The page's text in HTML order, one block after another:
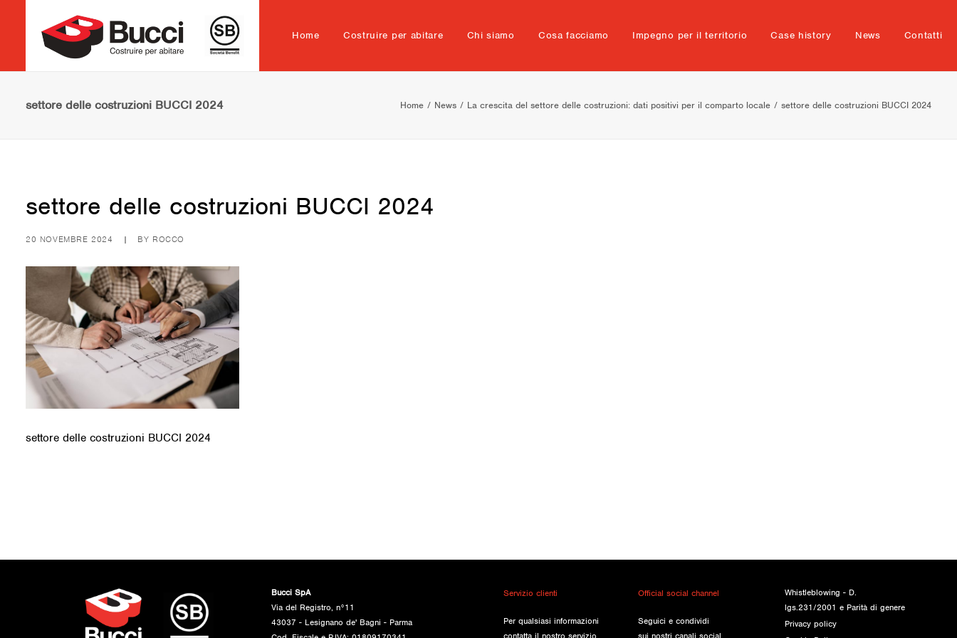
Home Costruire per abitare Chi siamo Cosa facciamo Impegno per il territorio Case history News Contatti
settore delle costruzioni BUCCI 2024 Home News La crescita del settore delle costruzioni: dati positivi per il comparto locale settore delle costruzioni BUCCI 2024
settore delle costruzioni BUCCI 2024
20 NOVEMBRE 2024 | BY ROCCO
settore delle costruzioni BUCCI 2024
Bucci SpA
Via del Registro, n°11
43037 - Lesignano de' Bagni - Parma
Servizio clienti
Per qualsiasi informazioni
Official social channel
Seguici e condividi
Whistleblowing - D.
lgs.231/2001 e Parità di genere
Privacy policy